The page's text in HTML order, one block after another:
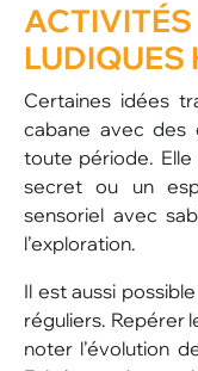
LUDIQUES
Certaines idées
cabane avec des
toute période.
secret ou un
sensoriel avec
l’exploration.
Il est aussi
réguliers. Repérer
noter l’évolution